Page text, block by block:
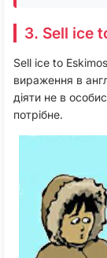
3. Sell ice
Sell ice to
вираження в
діяти не в
потрібне.